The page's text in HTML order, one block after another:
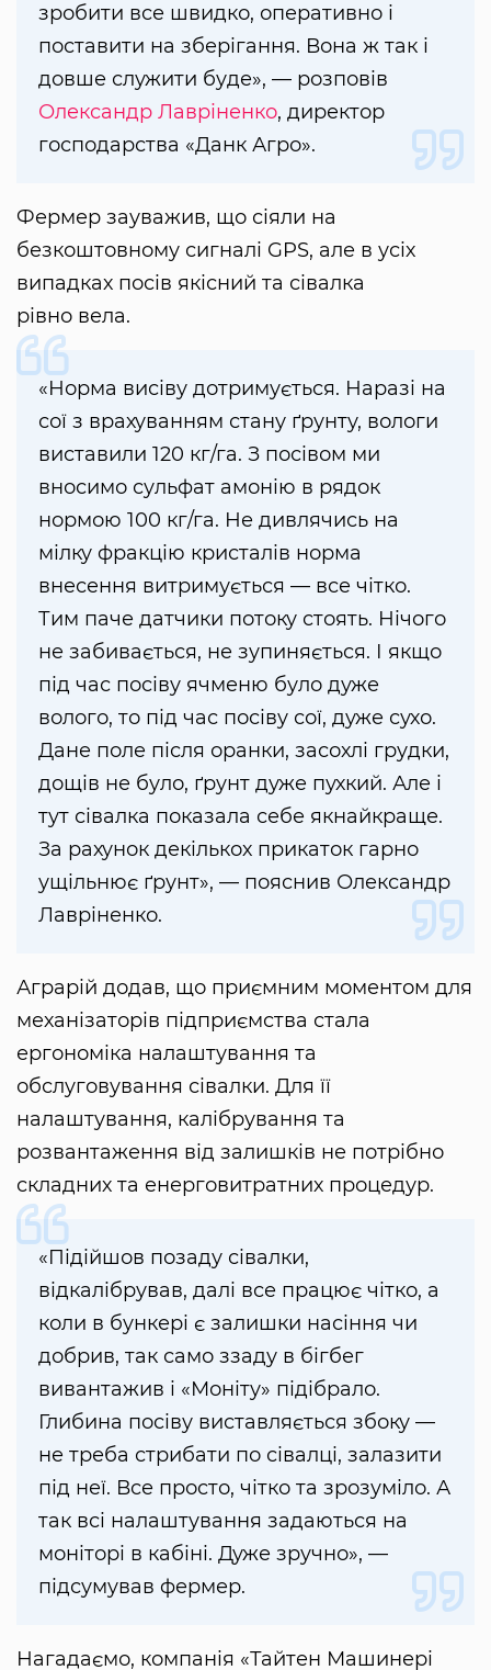
зробити все швидко, оперативно і
поставити на зберігання. Вона ж так і
довше служити буде», — розповів
Олександр Лавріненко, директор
господарства «Данк Агро».
Фермер зауважив, що сіяли на
безкоштовному сигналі GPS, але в усіх
випадках посів якісний та сівалка
рівно вела.
«Норма висіву дотримується. Наразі на
сої з врахуванням стану ґрунту, вологи
виставили 120 кг/га. З посівом ми
вносимо сульфат амонію в рядок
нормою 100 кг/га. Не дивлячись на
мілку фракцію кристалів норма
внесення витримується — все чітко.
Тим паче датчики потоку стоять. Нічого
не забивається, не зупиняється. І якщо
під час посіву ячменю було дуже
волого, то під час посіву сої, дуже сухо.
Дане поле після оранки, засохлі грудки,
дощів не було, ґрунт дуже пухкий. Але і
тут сівалка показала себе якнайкраще.
За рахунок декількох прикаток гарно
ущільнює ґрунт», — пояснив Олександр
Лавріненко.
Аграрій додав, що приємним моментом для
механізаторів підприємства стала
ергономіка налаштування та
обслуговування сівалки. Для її
налаштування, калібрування та
розвантаження від залишків не потрібно
складних та енерговитратних процедур.
«Підійшов позаду сівалки,
відкалібрував, далі все працює чітко, а
коли в бункері є залишки насіння чи
добрив, так само ззаду в бігбег
вивантажив і «Моніту» підібрало.
Глибина посіву виставляється збоку —
не треба стрибати по сівалці, залазити
під неї. Все просто, чітко та зрозуміло. А
так всі налаштування задаються на
моніторі в кабіні. Дуже зручно», —
підсумував фермер.
Нагадаємо, компанія «Тайтен Машинері